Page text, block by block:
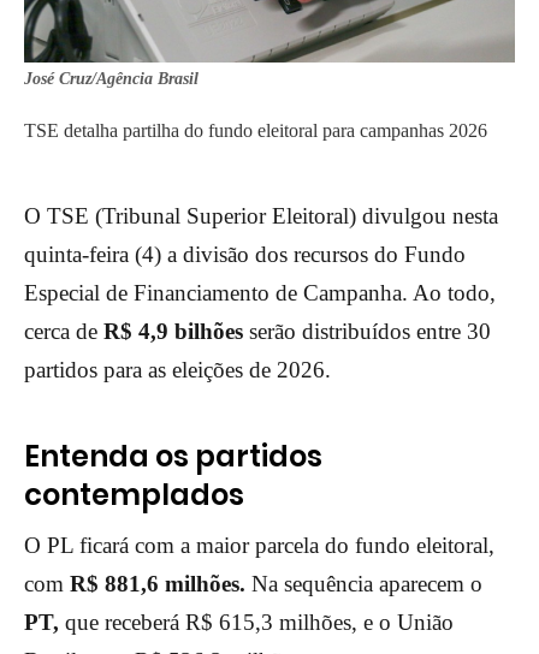
José Cruz/Agência Brasil
TSE detalha partilha do fundo eleitoral para campanhas 2026
O TSE (Tribunal Superior Eleitoral) divulgou nesta
quinta-feira (4) a divisão dos recursos do Fundo
Especial de Financiamento de Campanha. Ao todo,
cerca de R$ 4,9 bilhões serão distribuídos entre 30
partidos para as eleições de 2026.
Entenda os partidos
contemplados
O PL ficará com a maior parcela do fundo eleitoral,
com R$ 881,6 milhões. Na sequência aparecem o
PT, que receberá R$ 615,3 milhões, e o União